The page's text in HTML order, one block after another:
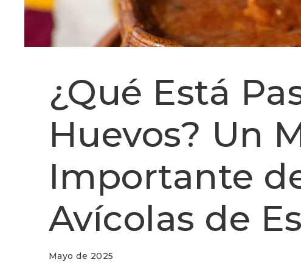
¿Qué Está
Huevos? Un
Importante
Avícolas de
Mayo de 2025